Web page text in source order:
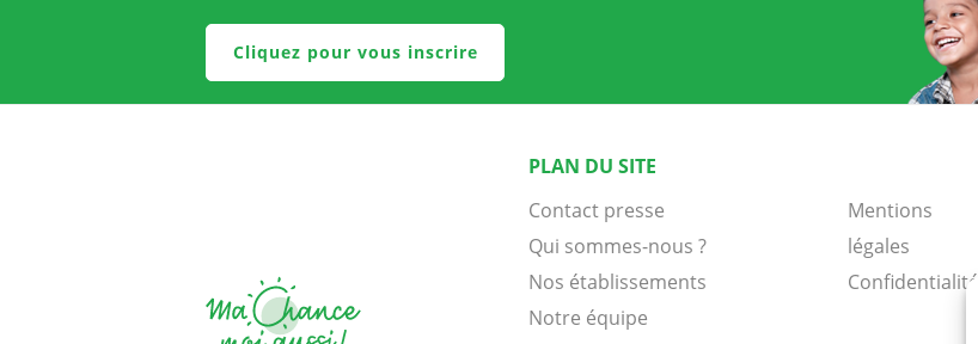
Cliquez pour vous inscrire
PLAN DU SITE
Contact presse
Qui sommes-nous ?
Nos établissements
Notre équipe
Mentions
légales
Confidentialité